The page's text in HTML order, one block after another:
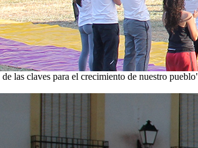
las claves para el crecimiento de nuestro